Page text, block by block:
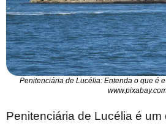
Penitenciária de Lucélia: Entenda o que é
Penitenciária de Lucélia é um